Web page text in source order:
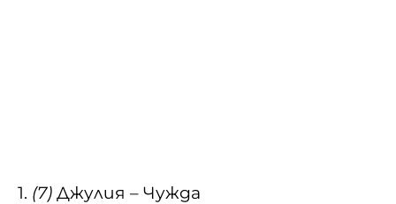
1. (7) Джулия – Чужда